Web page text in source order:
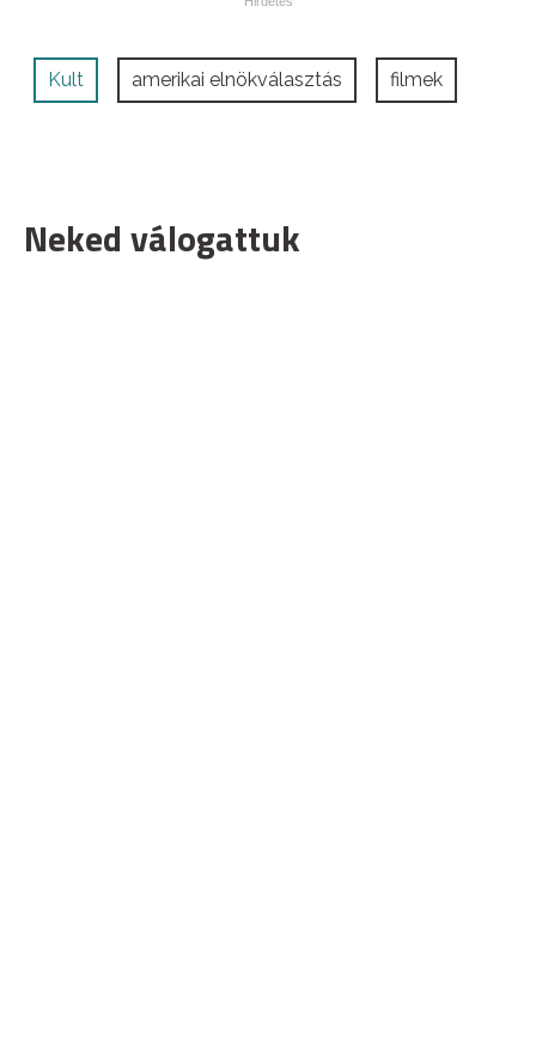
Kult amerikai elnökválasztás filmek
Neked válogattuk